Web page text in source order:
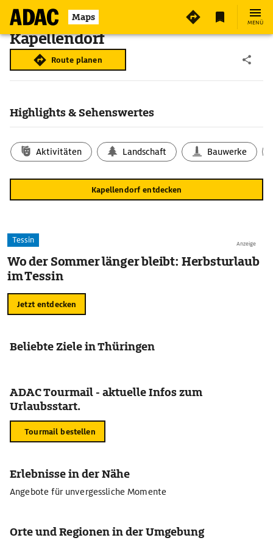
Maps MENÜ
Kapellendorf
Route planen
Highlights & Sehenswertes
Aktivitäten Landschaft Bauwerke
Kapellendorf entdecken
Anzeige
Tessin
Wo der Sommer länger bleibt: Herbsturlaub
im Tessin
Jetzt entdecken
Beliebte Ziele in Thüringen
ADAC Tourmail - aktuelle Infos zum
Urlaubsstart.
Tourmail bestellen
Erlebnisse in der Nähe
Angebote für unvergessliche Momente
Orte und Regionen in der Umgebung